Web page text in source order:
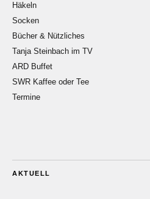
Häkeln
Socken
Bücher & Nützliches
Tanja Steinbach im TV
ARD Buffet
SWR Kaffee oder Tee
Termine
AKTUELL